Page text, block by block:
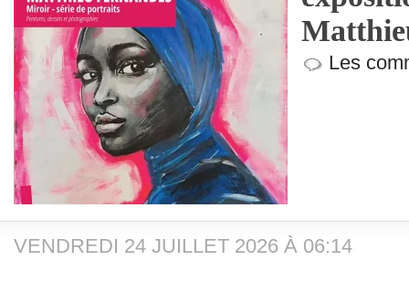
Les
VENDREDI 24 JUILLET 2026 À 06:14